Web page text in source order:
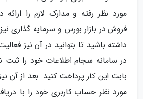
مورد نظر رفته و مدارک لازم را
فروش در بازار بورس و سرمایه گذاری
داشته باشید تا بتوانید در آن نیز
در سامانه سجام اطلاعات خود را ثبت
بابت این کار پرداخت کنید. بعد از آن
مورد نظر حساب کاربری خود را با